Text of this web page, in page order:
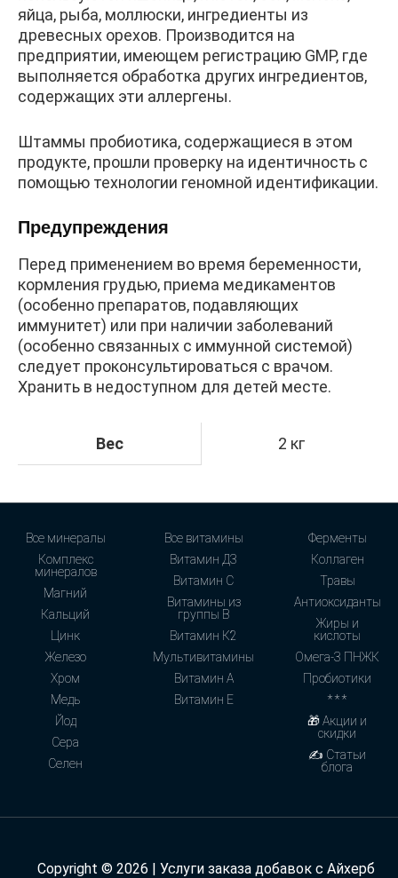
яйца, рыба, моллюски, ингредиенты из
древесных орехов. Производится на
предприятии, имеющем регистрацию GMP, где
выполняется обработка других ингредиентов,
содержащих эти аллергены.
Штаммы пробиотика, содержащиеся в этом
продукте, прошли проверку на идентичность с
помощью технологии геномной идентификации.
Предупреждения
Перед применением во время беременности,
кормления грудью, приема медикаментов
(особенно препаратов, подавляющих
иммунитет) или при наличии заболеваний
(особенно связанных с иммунной системой)
следует проконсультироваться с врачом.
Хранить в недоступном для детей месте.
Вес 2 кг
Все минералы
Комплекс
минералов
Магний
Кальций
Цинк
Железо
Хром
Медь
Йод
Сера
Селен
Все витамины
Витамин Д3
Витамин С
Витамины из
группы В
Витамин К2
Мультивитамины
Витамин А
Витамин Е
Ферменты
Коллаген
Травы
Антиоксиданты
Жиры и
кислоты
Омега-3 ПНЖК
Пробиотики
* * *
🎁 Акции и
скидки
✍ Статьи
блога
Copyright © 2026 | Услуги заказа добавок с Айхерб